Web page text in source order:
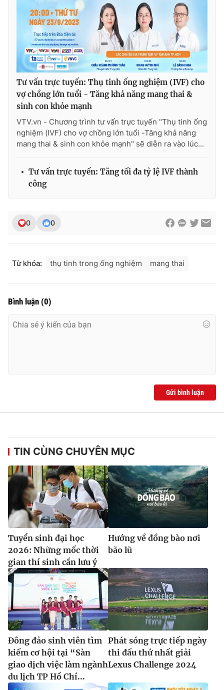
THỜI BÁO VTV
Theo dõi báo trên
Cơ quan chủ quản:Đài Truyền hình Việt Nam
Cơ quan báo chí: Thời báo VTV
Tổng Biên tập:Vũ Thanh Thủy
Phó Tổng Biên tập:
Ðiện thoại Thời báo VTV:
® Cấm sao chép dưới mọi hình thức nếu không có sự chấp
Tư vấn trực tuyến: Thụ tinh ống nghiệm (IVF) cho
vợ chồng lớn tuổi - Tăng khả năng mang thai &
sinh con khỏe mạnh
VTV.vn - Chương trình tư vấn trực tuyến "Thụ tinh ống
nghiệm (IVF) cho vợ chồng lớn tuổi -Tăng khả năng
mang thai & sinh con khỏe mạnh" sẽ diễn ra vào lúc...
Tư vấn trực tuyến: Tăng tối đa tỷ lệ IVF thành
công
0 0
Từ khóa: thụ tinh trong ống nghiệm mang thai
Bình luận (0)
Gửi bình luận
TIN CÙNG CHUYÊN MỤC
Tuyển sinh đại học
2026: Những mốc thời
gian thí sinh cần lưu ý
Hướng về đồng bào nơi
bão lũ
Đông đảo sinh viên tìm
kiếm cơ hội tại “Sàn
giao dịch việc làm ngành
du lịch TP Hồ Chí...
Phát sóng trực tiếp ngày
thi đấu thứ nhất giải
Lexus Challenge 2024